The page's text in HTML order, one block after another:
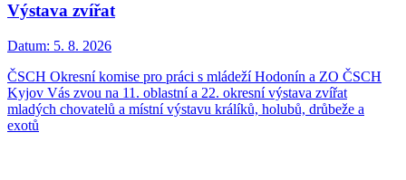
Výstava zvířat
Datum: 5. 8. 2026
ČSCH Okresní komise pro práci s mládeží Hodonín a ZO ČSCH
Kyjov Vás zvou na 11. oblastní a 22. okresní výstava zvířat
mladých chovatelů a místní výstavu králíků, holubů, drůbeže a
exotů